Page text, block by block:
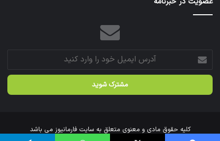
آدرس
ایمیل
خود
وارد
کلیه حقوق مادی و معنوی متعلق به سایت فارمانیوز می باشد